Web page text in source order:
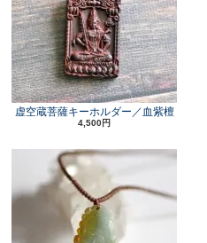
虚空蔵菩薩キーホルダー／血紫檀
4,500円